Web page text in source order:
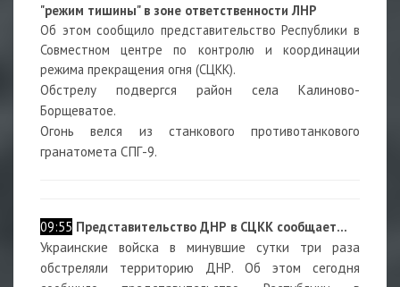
"режим тишины" в зоне ответственности ЛНР
Об этом сообщило представительство Республики в
Совместном центре по контролю и координации
режима прекращения огня (СЦКК).
Обстрелу подвергся район села Калиново-
Борщеватое.
Огонь велся из станкового противотанкового
гранатомета СПГ-9.
09:55 Представительство ДНР в СЦКК сообщает...
Украинские войска в минувшие сутки три раза
обстреляли территорию ДНР. Об этом сегодня